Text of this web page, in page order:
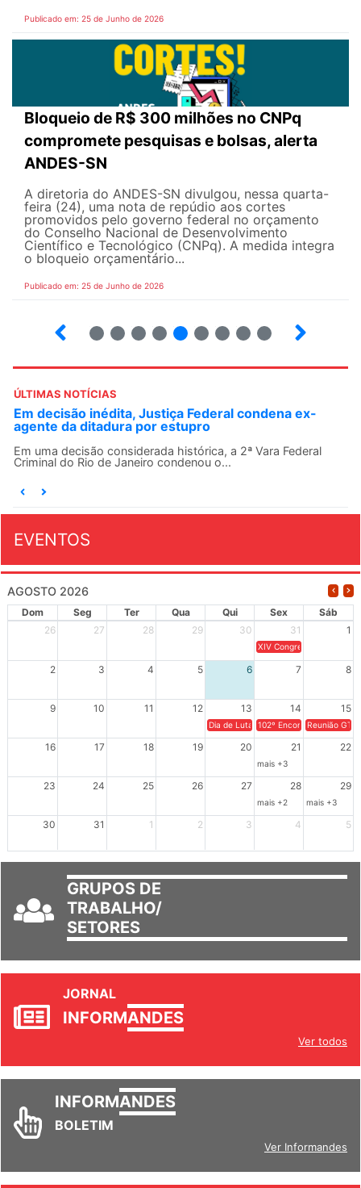
Publicado em: 25 de Junho de 2026
Bloqueio de R$ 300 milhões no CNPq
compromete pesquisas e bolsas, alerta
ANDES-SN
A diretoria do ANDES-SN divulgou, nessa quarta-
feira (24), uma nota de repúdio aos cortes
promovidos pelo governo federal no orçamento
do Conselho Nacional de Desenvolvimento
Científico e Tecnológico (CNPq). A medida integra
o bloqueio orçamentário...
Publicado em: 25 de Junho de 2026
ÚLTIMAS NOTÍCIAS
Em decisão inédita, Justiça Federal condena ex-
agente da ditadura por estupro
Em uma decisão considerada histórica, a 2ª Vara Federal
Criminal do Rio de Janeiro condenou o...
EVENTOS
AGOSTO 2026
Dom Seg Ter Qua Qui Sex
Sáb
26
27 28 29 30 31 1
XIV Congresso Brasileiro
2 3 4 5 6 7 8
9 10 11 12 13 14 15
Dia de Luta em Defesa de Cuba e da
102º Encontro da
Reunião
16 17 18 19 20 21 22
mais +3
23 24 25 26 27 28 29
mais +2 mais +3
30 31 1 2 3 4 5
GRUPOS DE
TRABALHO/
SETORES
JORNAL
INFORMANDES
Ver todos
INFORMANDES
BOLETIM
Ver Informandes